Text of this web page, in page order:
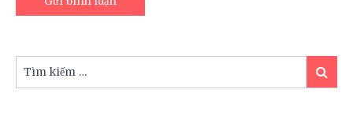
kiếm:
Tìm
kiếm